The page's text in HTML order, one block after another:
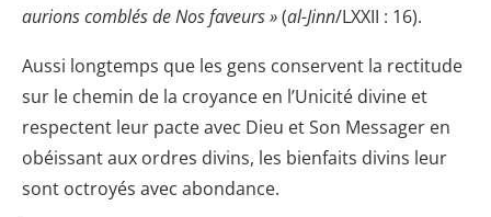
aurions comblés de Nos faveurs »(al-Jinn/LXXII : 16).
Aussi longtemps que les gens conservent la rectitude
sur le chemin de la croyance en l’Unicité divine et
respectent leur pacte avec Dieu et Son Messager en
obéissant aux ordres divins, les bienfaits divins leur
sont octroyés avec abondance.